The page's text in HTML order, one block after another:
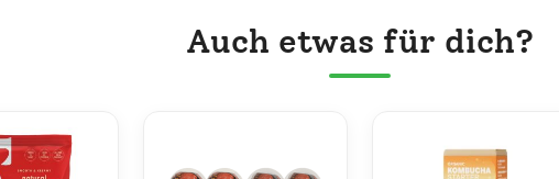
Auch etwas für dich?